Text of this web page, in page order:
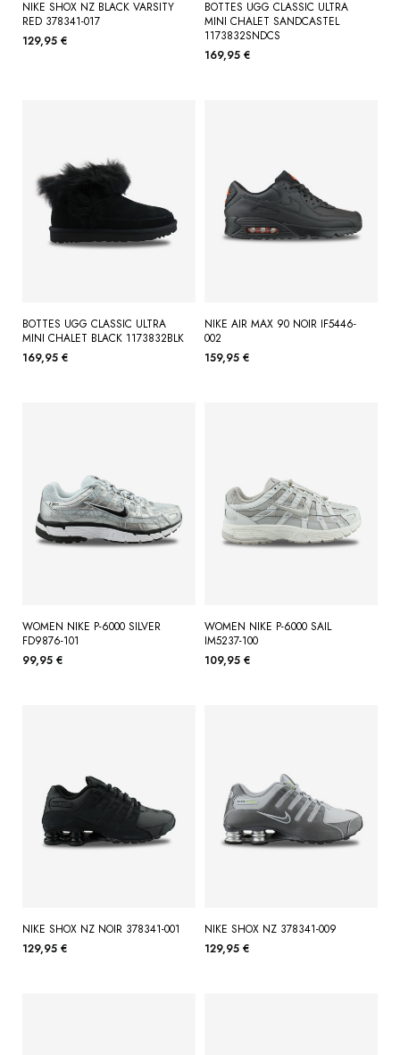
NIKE SHOX NZ BLACK VARSITY
RED 378341-017
129,95 €
BOTTES UGG CLASSIC ULTRA
MINI CHALET SANDCASTEL
1173832SNDCS
169,95 €
BOTTES UGG CLASSIC ULTRA
MINI CHALET BLACK 1173832BLK
169,95 €
NIKE AIR MAX 90 NOIR IF5446-
002
159,95 €
WOMEN NIKE P-6000 SILVER
FD9876-101
99,95 €
WOMEN NIKE P-6000 SAIL
IM5237-100
109,95 €
NIKE SHOX NZ NOIR 378341-001
129,95 €
NIKE SHOX NZ 378341-009
129,95 €